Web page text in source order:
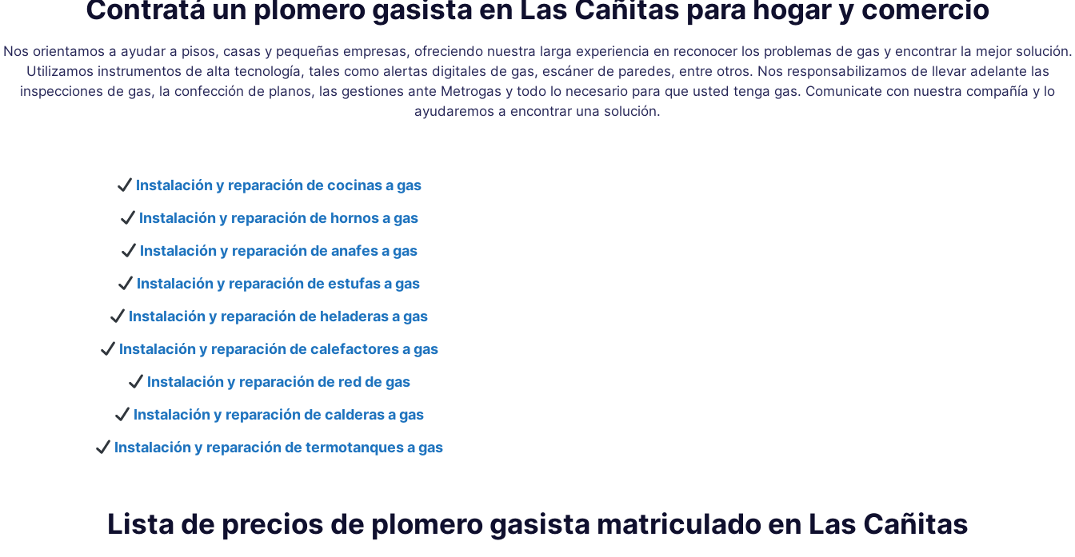
Contratá un plomero gasista en Las Cañitas para hogar y comercio
Nos orientamos a ayudar a pisos, casas y pequeñas empresas, ofreciendo nuestra larga experiencia en reconocer los problemas de gas y encontrar la mejor solución.
Utilizamos instrumentos de alta tecnología, tales como alertas digitales de gas, escáner de paredes, entre otros. Nos responsabilizamos de llevar adelante las
inspecciones de gas, la confección de planos, las gestiones ante Metrogas y todo lo necesario para que usted tenga gas. Comunicate con nuestra compañía y lo
ayudaremos a encontrar una solución.
Instalación y reparación de cocinas a gas
Instalación y reparación de hornos a gas
Instalación y reparación de anafes a gas
Instalación y reparación de estufas a gas
Instalación y reparación de heladeras a gas
Instalación y reparación de calefactores a gas
Instalación y reparación de red de gas
Instalación y reparación de calderas a gas
Instalación y reparación de termotanques a gas
Lista de precios de plomero gasista matriculado en Las Cañitas